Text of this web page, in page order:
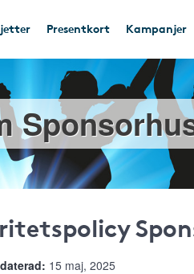
Presentkort Kampanjer
15 maj, 2025